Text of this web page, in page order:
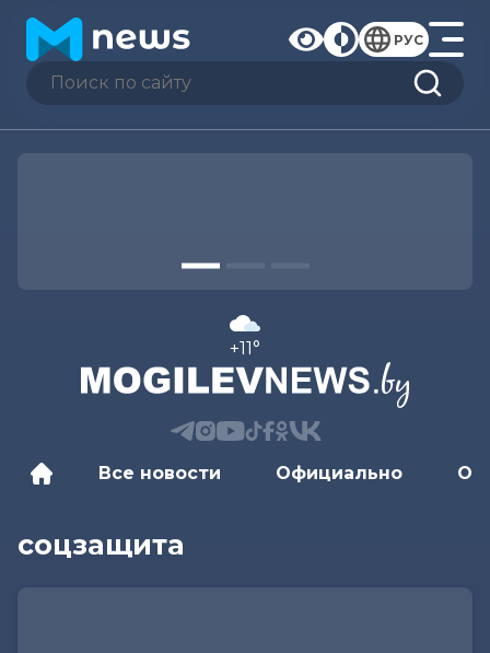
РУС
+11°
Все новости Официально
соцзащита